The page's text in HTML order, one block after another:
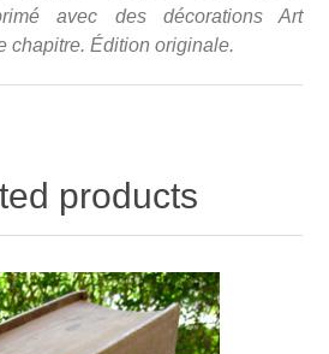
avec des décorations Art
chapitre. Édition originale.
products